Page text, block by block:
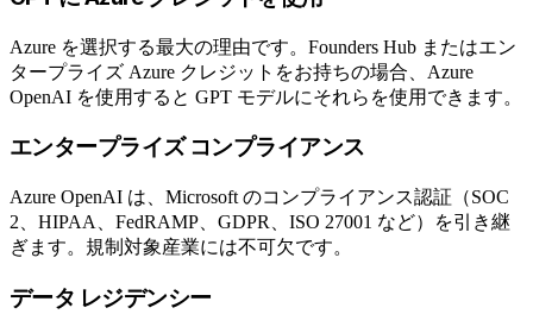
Azure を選択する最大の理由です。Founders Hub またはエン
タープライズ Azure クレジットをお持ちの場合、Azure
OpenAI を使用すると GPT モデルにそれらを使用できます。
エンタープライズ コンプライアンス
Azure OpenAI は、Microsoft のコンプライアンス認証（SOC
2、HIPAA、FedRAMP、GDPR、ISO 27001 など）を引き継
ぎます。規制対象産業には不可欠です。
データ レジデンシー